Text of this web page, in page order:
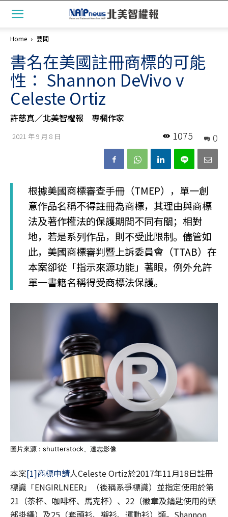
Home 要聞
書名在美國註冊商標的可能
性： Shannon DeVivo v
Celeste Ortiz
許慈真／北美智權報 專欄作家
2021 年 9 月 8 日 0
1075
根據美國商標審查手冊（TMEP），單一創
意作品名稱不得註冊為商標，其理由與商標
法及著作權法的保護期間不同有關；相對
地，若是系列作品，則不受此限制。儘管如
此，美國商標審判暨上訴委員會（TTAB）在
本案卻從「指示來源功能」著眼，例外允許
單一書籍名稱得受商標法保護。
圖片來源 : shutterstock、達志影像
本案[1]商標申請人Celeste Ortiz於2017年11月18日註冊
標識「ENGIRLNEER」（後稱系爭標識）並指定使用於第
21（茶杯、咖啡杯、馬克杯）、22（徽章及鑰匙使用的頸
部掛繩）及25（套頭衫、襯衫、運動衫）類。Shannon